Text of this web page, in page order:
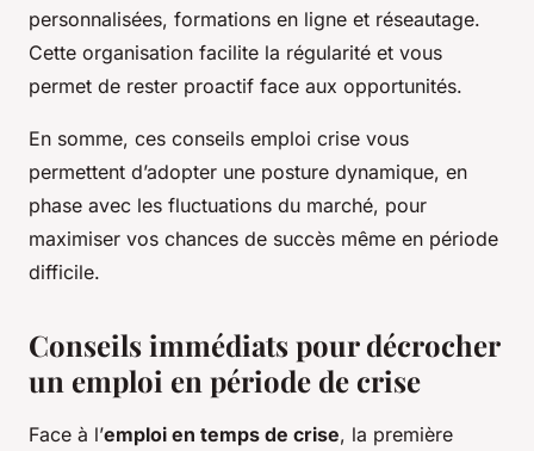
personnalisées, formations en ligne et réseautage.
Cette organisation facilite la régularité et vous
permet de rester proactif face aux opportunités.
En somme, ces conseils emploi crise vous
permettent d’adopter une posture dynamique, en
phase avec les fluctuations du marché, pour
maximiser vos chances de succès même en période
difficile.
Conseils immédiats pour décrocher
un emploi en période de crise
Face à l’emploi en temps de crise, la première